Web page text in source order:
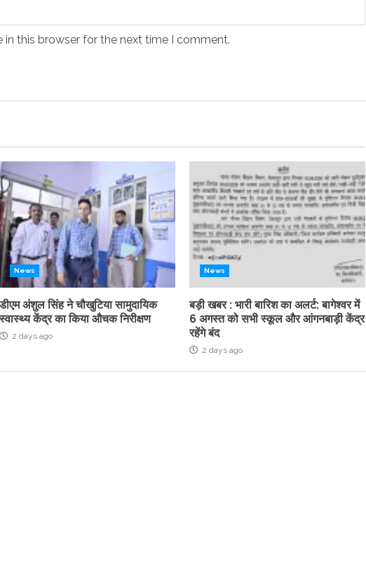
in this browser for the next time I comment.
News
अंशुल सिंह ने चौखुटिया सामुदायिक
केंद्र का किया औचक निरीक्षण
2 days ago
News
बड़ी खबर : भारी बारिश का अलर्ट: बागेश्वर में
6 अगस्त को सभी स्कूल और आंगनबाड़ी केंद्र
रहेंगे बंद
2 days ago